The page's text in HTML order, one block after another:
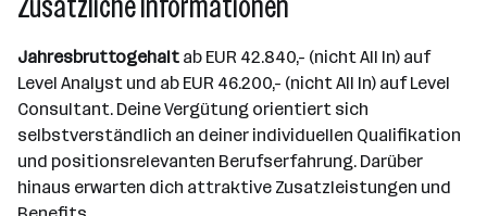
Jahresbruttogehalt ab EUR 42.840,- (nicht All In) auf
Level Analyst und ab EUR 46.200,- (nicht All In) auf Level
Consultant. Deine Vergütung orientiert sich
selbstverständlich an deiner individuellen Qualifikation
und positionsrelevanten Berufserfahrung. Darüber
hinaus erwarten dich attraktive Zusatzleistungen und